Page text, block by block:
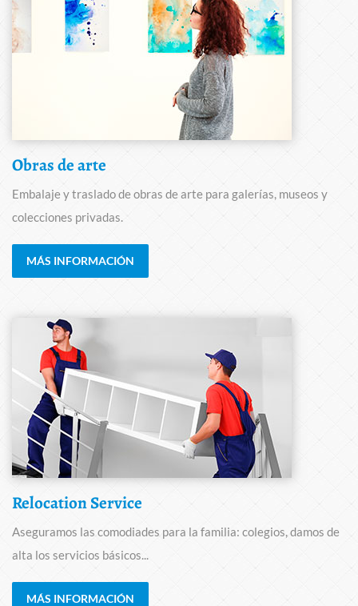
Obras de arte
Embalaje y traslado de obras de arte para galerías, museos y
colecciones privadas.
MÁS INFORMACIÓN
Relocation Service
Aseguramos las comodiades para la familia: colegios, damos de
alta los servicios básicos...
MÁS INFORMACIÓN